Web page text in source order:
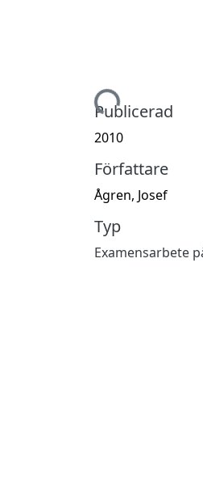
Hämtar...
Publicerad
2010
Författare
Ågren, Josef
Typ
Examensarbete